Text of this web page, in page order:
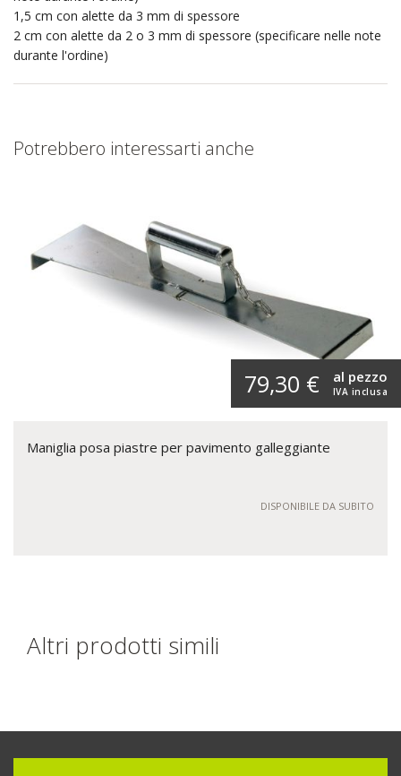
1,5 cm con alette da 3 mm di spessore
2 cm con alette da 2 o 3 mm di spessore (specificare nelle note
durante l'ordine)
Potrebbero interessarti anche
79,30 € IVA inclusa
al pezzo
Maniglia posa piastre per pavimento galleggiante
DISPONIBILE DA SUBITO
Altri prodotti simili